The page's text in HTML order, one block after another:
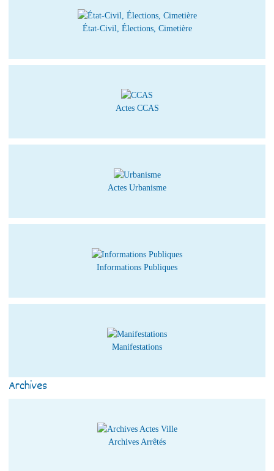
État-Civil, Élections, Cimetière
Actes CCAS
Actes Urbanisme
Informations Publiques
Manifestations
Archives
Archives Arrêtés